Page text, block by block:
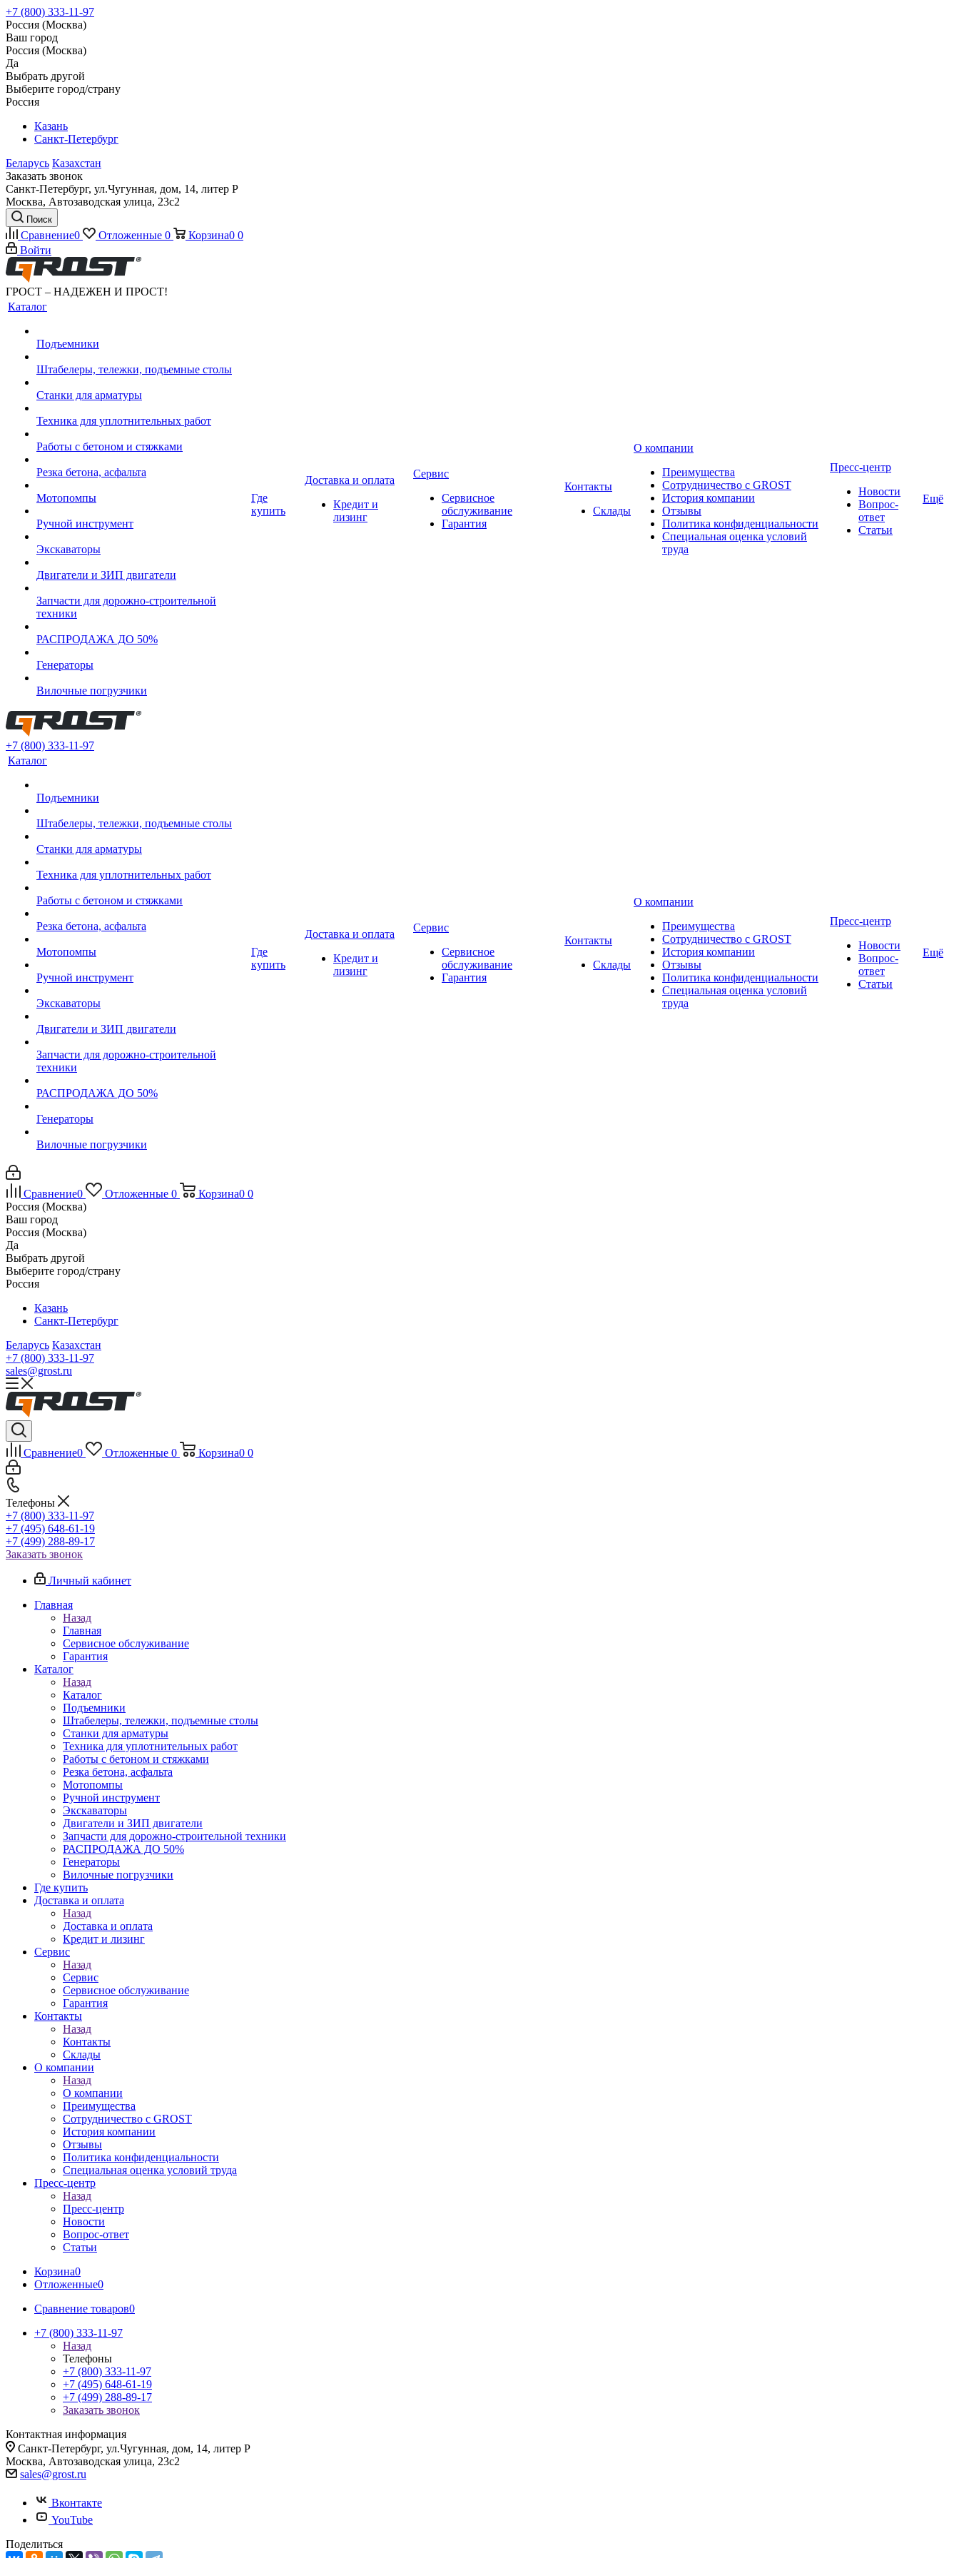
+7 (800) 333-11-97
Россия (Москва)
Ваш город
Россия (Москва)
Да
Выбрать другой
Выберите город/страну
Россия
Казань
Санкт-Петербург
Беларусь Казахстан
Заказать звонок
Санкт-Петербург, ул.Чугунная, дом, 14, литер Р
Москва, Автозаводская улица, 23с2
Поиск
Сравнение0 Отложенные 0 Корзина0 0
Войти
ГРОСТ – НАДЕЖЕН И ПРОСТ!
Каталог
Подъемники
Штабелеры, тележки, подъемные столы
Станки для арматуры
Техника для уплотнительных работ
Работы с бетоном и стяжками
Резка бетона, асфальта
Мотопомпы
Ручной инструмент
Экскаваторы
Двигатели и ЗИП двигатели
Запчасти для дорожно-строительной
техники
РАСПРОДАЖА ДО 50%
Генераторы
Вилочные погрузчики
Где
купить
Доставка и оплата
Кредит и
лизинг
Сервис
Сервисное
обслуживание
Гарантия
Контакты
Склады
О компании
Преимущества
Сотрудничество с GROST
История компании
Отзывы
Политика конфиденциальности
Специальная оценка условий
труда
Пресс-центр
Новости
Вопрос-
ответ
Статьи
Ещё
+7 (800) 333-11-97
Каталог
Подъемники
Штабелеры, тележки, подъемные столы
Станки для арматуры
Техника для уплотнительных работ
Работы с бетоном и стяжками
Резка бетона, асфальта
Мотопомпы
Ручной инструмент
Экскаваторы
Двигатели и ЗИП двигатели
Запчасти для дорожно-строительной
техники
РАСПРОДАЖА ДО 50%
Генераторы
Вилочные погрузчики
Где
купить
Доставка и оплата
Кредит и
лизинг
Сервис
Сервисное
обслуживание
Гарантия
Контакты
Склады
О компании
Преимущества
Сотрудничество с GROST
История компании
Отзывы
Политика конфиденциальности
Специальная оценка условий
труда
Пресс-центр
Новости
Вопрос-
ответ
Статьи
Ещё
Сравнение0 Отложенные 0 Корзина0 0
Россия (Москва)
Ваш город
Россия (Москва)
Да
Выбрать другой
Выберите город/страну
Россия
Казань
Санкт-Петербург
Беларусь Казахстан
+7 (800) 333-11-97
sales@grost.ru
Сравнение0 Отложенные 0 Корзина0 0
Телефоны
+7 (800) 333-11-97
+7 (495) 648-61-19
+7 (499) 288-89-17
Заказать звонок
Личный кабинет
Главная
Назад
Главная
Сервисное обслуживание
Гарантия
Каталог
Назад
Каталог
Подъемники
Штабелеры, тележки, подъемные столы
Станки для арматуры
Техника для уплотнительных работ
Работы с бетоном и стяжками
Резка бетона, асфальта
Мотопомпы
Ручной инструмент
Экскаваторы
Двигатели и ЗИП двигатели
Запчасти для дорожно-строительной техники
РАСПРОДАЖА ДО 50%
Генераторы
Вилочные погрузчики
Где купить
Доставка и оплата
Назад
Доставка и оплата
Кредит и лизинг
Сервис
Назад
Сервис
Сервисное обслуживание
Гарантия
Контакты
Назад
Контакты
Склады
О компании
Назад
О компании
Преимущества
Сотрудничество с GROST
История компании
Отзывы
Политика конфиденциальности
Специальная оценка условий труда
Пресс-центр
Назад
Пресс-центр
Новости
Вопрос-ответ
Статьи
Корзина0
Отложенные0
Сравнение товаров0
+7 (800) 333-11-97
Назад
Телефоны
+7 (800) 333-11-97
+7 (495) 648-61-19
+7 (499) 288-89-17
Заказать звонок
Контактная информация
Санкт-Петербург, ул.Чугунная, дом, 14, литер Р
Москва, Автозаводская улица, 23с2
sales@grost.ru
Вконтакте
YouTube
Поделиться